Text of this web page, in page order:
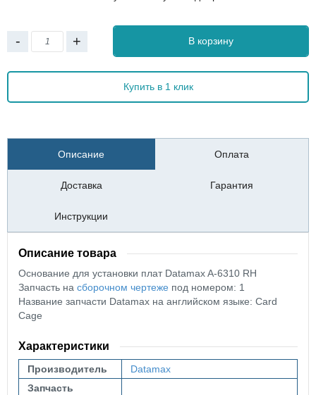
- + В корзину
Купить в 1 клик
Описание Оплата
Доставка Гарантия
Инструкции
Описание товара
Основание для установки плат Datamax A-6310 RH
Запчасть на сборочном чертеже под номером: 1
Название запчасти Datamax на английском языке: Card
Cage
Характеристики
Производитель
Datamax
Запчасть